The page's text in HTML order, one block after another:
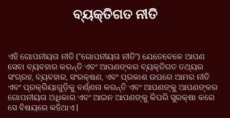
ବ୍ୟକ୍ତିଗତ ନୀତି
ଏହି ଗୋପନୀୟତା ନୀତି ("ଗୋପନୀୟତା ନୀତି") ଯେତେବେଳେ ଆପଣ
ସେବା ବ୍ୟବହାର କରନ୍ତି ଏବଂ ଆପଣଙ୍କର ବ୍ୟକ୍ତିଗତ ତଥ୍ୟର
ସଂଗ୍ରହ, ବ୍ୟବହାର, ସଂରକ୍ଷଣ, ଏବଂ ପ୍ରକାଶ ଉପରେ ଆମର ନୀତି
ଏବଂ ପ୍ରକ୍ରିୟାଗୁଡ଼ିକୁ ବର୍ଣ୍ଣନା କରନ୍ତି ଏବଂ ଆପଣଙ୍କୁ ଆପଣଙ୍କର
ଗୋପନୀୟତା ଅଧିକାର ଏବଂ ଆଇନ ଆପଣଙ୍କୁ କିପରି ସୁରକ୍ଷା କରେ
ସେ ବିଷୟରେ କହିଥାଏ |